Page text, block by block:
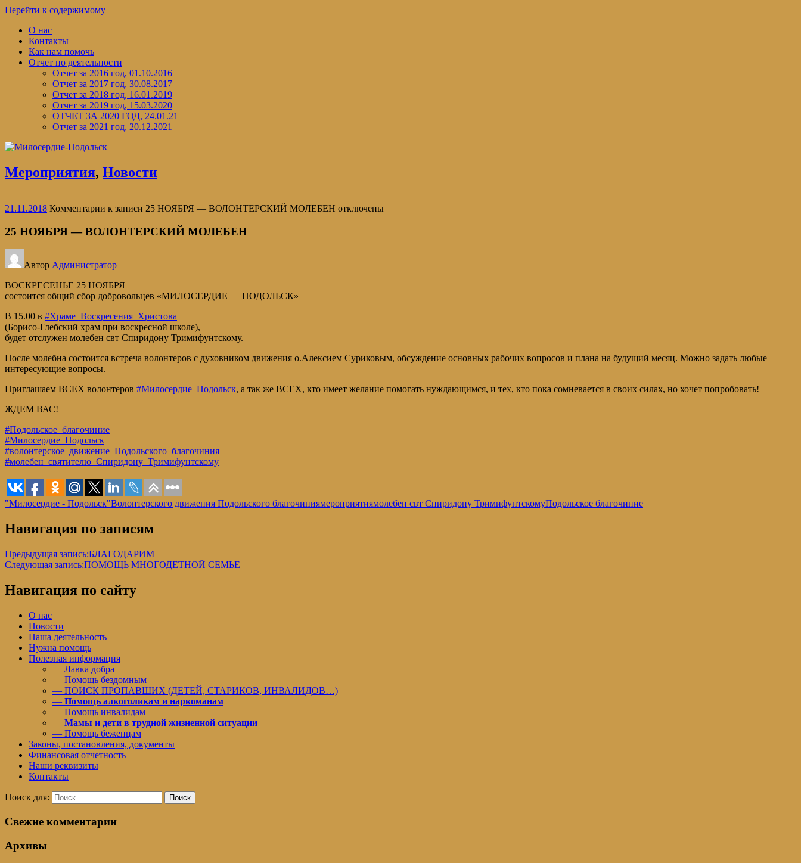
Перейти к содержимому
О нас
Контакты
Как нам помочь
Отчет по деятельности
Отчет за 2016 год, 01.10.2016
Отчет за 2017 год, 30.08.2017
Отчет за 2018 год, 16.01.2019
Отчет за 2019 год, 15.03.2020
ОТЧЕТ ЗА 2020 ГОД, 24.01.21
Отчет за 2021 год, 20.12.2021
Мероприятия, Новости
21.11.2018 Комментарии к записи 25 НОЯБРЯ — ВОЛОНТЕРСКИЙ МОЛЕБЕН отключены
25 НОЯБРЯ — ВОЛОНТЕРСКИЙ МОЛЕБЕН
Автор Администратор
ВОСКРЕСЕНЬЕ 25 НОЯБРЯ
состоится общий сбор добровольцев «МИЛОСЕРДИЕ — ПОДОЛЬСК»
В 15.00 в #Храме_Воскресения_Христова
(Борисо-Глебский храм при воскресной школе),
будет отслужен молебен свт Спиридону Тримифунтскому.
После молебна состоится встреча волонтеров с духовником движения о.Алексием Суриковым, обсуждение основных рабочих вопросов и плана на будущий месяц. Можно задать любые
интересующие вопросы.
Приглашаем ВСЕХ волонтеров #Милосердие_Подольск, а так же ВСЕХ, кто имеет желание помогать нуждающимся, и тех, кто пока сомневается в своих силах, но хочет попробовать!
ЖДЕМ ВАС!
#Подольское_благочиние
#Милосердие_Подольск
#волонтерское_движение_Подольского_благочиния
#молебен_cвятителю_Спиридону_Тримифунтскому
"Милосердие - Подольск"Волонтерского движения Подольского благочиниямероприятиямолебен свт Спиридону ТримифунтскомуПодольское благочиние
Навигация по записям
Предыдущая запись:БЛАГОДАРИМ
Следующая запись:ПОМОЩЬ МНОГОДЕТНОЙ СЕМЬЕ
Навигация по сайту
О нас
Новости
Наша деятельность
Нужна помощь
Полезная информация
— Лавка добра
— Помощь бездомным
— ПОИСК ПРОПАВШИХ (ДЕТЕЙ, СТАРИКОВ, ИНВАЛИДОВ…)
— Помощь алкоголикам и наркоманам
— Помощь инвалидам
— Мамы и дети в трудной жизненной ситуации
— Помощь беженцам
Законы, постановления, документы
Финансовая отчетность
Наши реквизиты
Контакты
Поиск для: Поиск
Свежие комментарии
Архивы